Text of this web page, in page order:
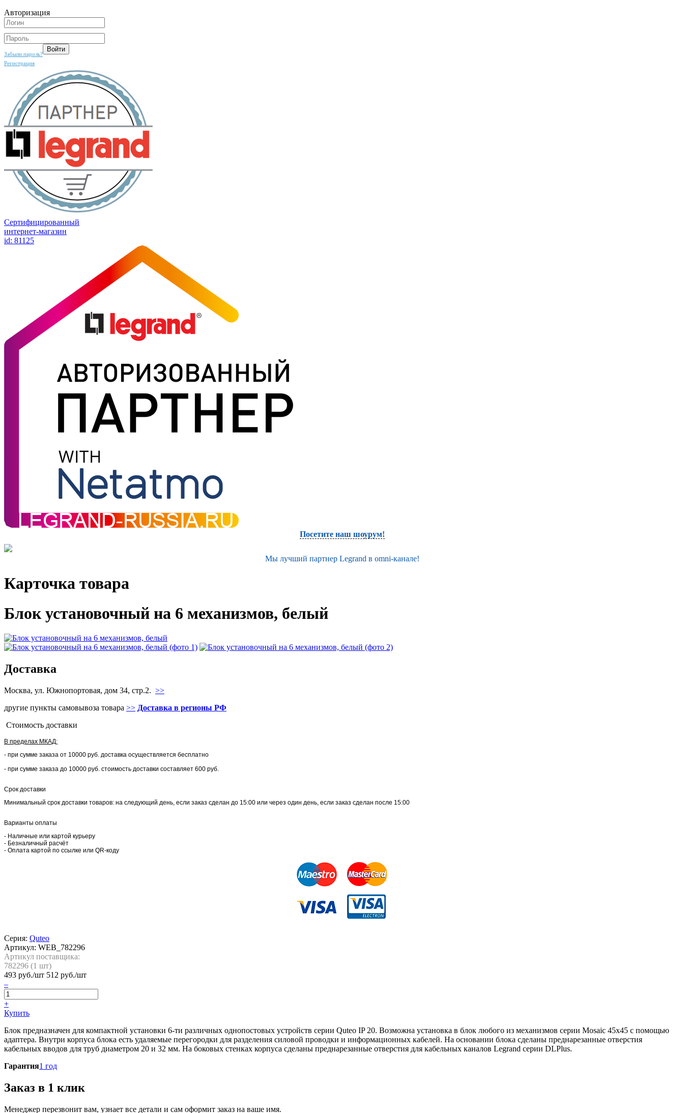
Авторизация
Забыли пароль?
Регистрация
Сертифицированный
интернет-магазин
id: 81125
Посетите наш шоурум!
Мы лучший партнер Legrand в omni-канале!
Карточка товара
Блок установочный на 6 механизмов, белый
Доставка
Москва, ул. Южнопортовая, дом 34, стр.2. >>
другие пункты самовывоза товара >> Доставка в регионы РФ
Стоимость доставки
В пределах МКАД:
- при сумме заказа от 10000 руб. доставка осуществляется бесплатно
- при сумме заказа до 10000 руб. стоимость доставки составляет 600 руб.
Срок доставки
Минимальный срок доставки товаров: на следующий день, если заказ сделан до 15:00 или через один день, если заказ сделан после 15:00
Варианты оплаты
- Наличные или картой курьеру
- Безналичный расчёт
- Оплата картой по ссылке или QR-коду
Серия: Quteo
Артикул: WEB_782296
Артикул поставщика:
782296 (1 шт)
493 руб./шт 512 руб./шт
–
+
Купить
Блок предназначен для компактной установки 6-ти различных однопостовых устройств серии Quteo IP 20. Возможна установка в блок любого из механизмов серии Mosaic 45х45 с помощью
адаптера. Внутри корпуса блока есть удаляемые перегородки для разделения силовой проводки и информационных кабелей. На основании блока сделаны преднарезанные отверстия
кабельных вводов для труб диаметром 20 и 32 мм. На боковых стенках корпуса сделаны преднарезанные отверстия для кабельных каналов Legrand серии DLPlus.
Гарантия1 год
Заказ в 1 клик
Менеджер перезвонит вам, узнает все детали и сам оформит заказ на ваше имя.